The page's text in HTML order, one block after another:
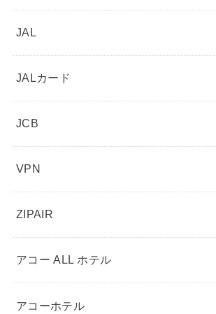
JAL
JALカード
JCB
VPN
ZIPAIR
アコー ALL ホテル
アコーホテル